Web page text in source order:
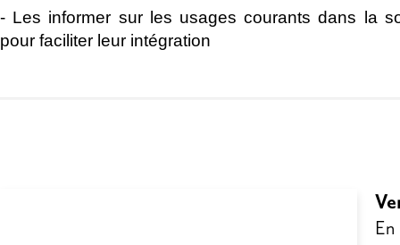
- Les informer sur les usages courants dans la
pour faciliter leur intégration